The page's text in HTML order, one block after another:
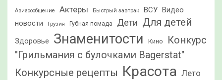
Авиасообщение Актеры Быстрый завтрак ВСУ Видео
новости
Грузия Губная помада Дети Для детей
Здоровье Знаменитости Кино
Конкурс
"Грильмания с булочками Bagerstat"
Конкурсные рецепты Красота Лето